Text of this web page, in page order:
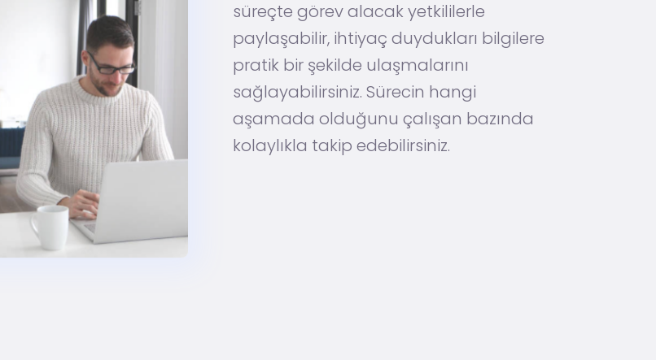
süreçte görev alacak yetkililerle
paylaşabilir, ihtiyaç duydukları bilgilere
pratik bir şekilde ulaşmalarını
sağlayabilirsiniz. Sürecin hangi
aşamada olduğunu çalışan bazında
kolaylıkla takip edebilirsiniz.